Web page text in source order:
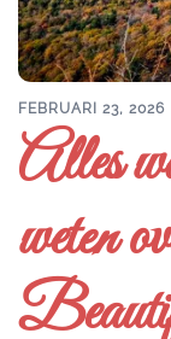
FEBRUARI 23, 2026
Alles
weten